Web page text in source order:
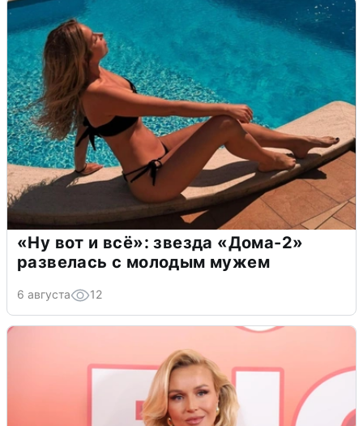
«Ну вот и всё»: звезда «Дома-2»
развелась с молодым мужем
6 августа 12